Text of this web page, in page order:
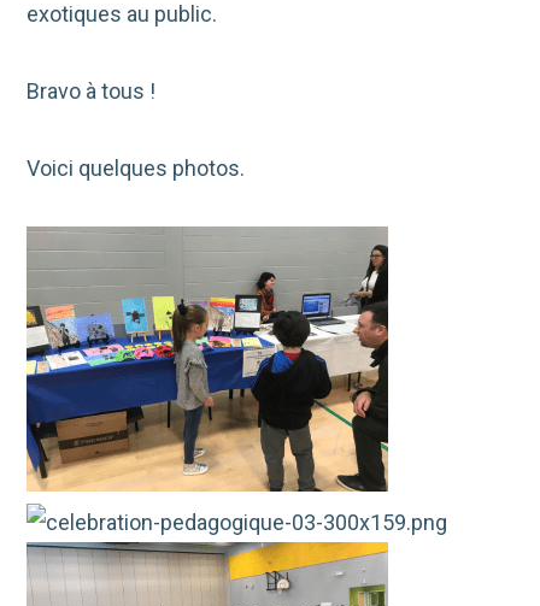
exotiques au public.
Bravo à tous !
Voici quelques photos.